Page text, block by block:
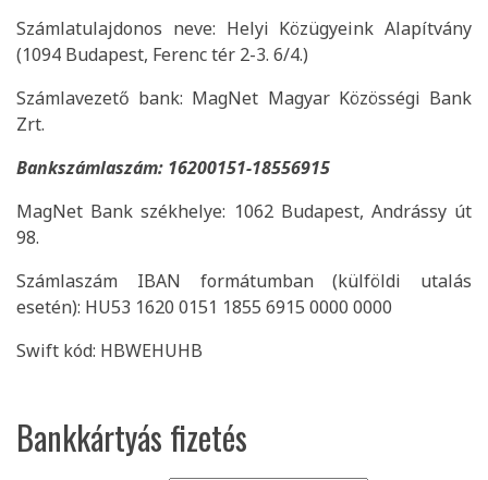
Számlatulajdonos neve: Helyi Közügyeink Alapítvány
(1094 Budapest, Ferenc tér 2-3. 6/4.)
Számlavezető bank: MagNet Magyar Közösségi Bank
Zrt.
Bankszámlaszám: 16200151-18556915
MagNet Bank székhelye: 1062 Budapest, Andrássy út
98.
Számlaszám IBAN formátumban (külföldi utalás
esetén): HU53 1620 0151 1855 6915 0000 0000
Swift kód: HBWEHUHB
Bankkártyás fizetés